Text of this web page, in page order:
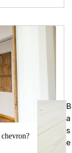
B
a
s
e